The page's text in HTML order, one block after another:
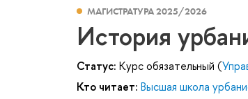
МАГИСТРАТУРА 2025/2026
История
Статус: Курс обязательный (
Кто читает: Высшая школа